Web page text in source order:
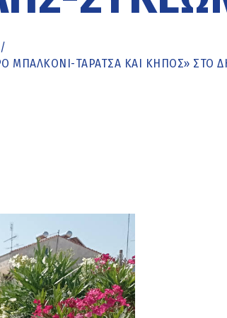
/
ΜΠΑΛΚΌΝΙ-ΤΑΡΆΤΣΑ ΚΑΙ ΚΉΠΟΣ» ΣΤΟ